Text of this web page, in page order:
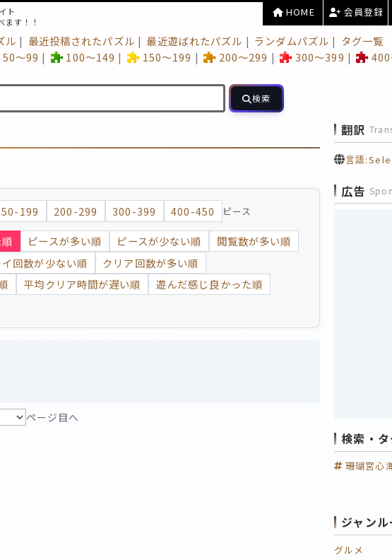
検索
ト
す！！
HOME 会員登録
ル 最近投稿されたパズル 最近遊ばれたパズル ランダムパズル
タグ一覧
50～99 100～149 150～199 200～299 300～399
199 200-299 300-399 400-450 ピース
ピースが多い順 ピースが少ない順
閲覧数が多い順
回数が少ない順
クリア回数が多い順
平均クリア時間が遅い順
遊んだ感じ良かった順
ページ目へ
翻訳
言語:
広告
検索・
珊瑚宮心
ジャン
グルメ